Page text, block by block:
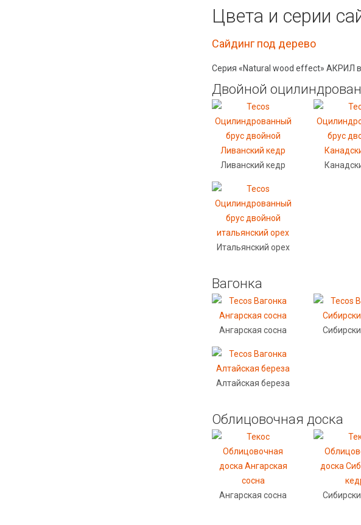
Цвета и серии
Сайдинг под дерево
Серия «Natural wood effect» АКРИЛ
Двойной
Ливанский кедр
Итальянский орех
Вагонка
Ангарская сосна
Алтайская береза
Облицовочная доска
Ангарская сосна